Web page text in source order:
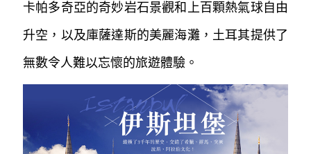
卡帕多奇亞的奇妙岩石景觀和上百顆熱氣球自由
升空，以及庫薩達斯的美麗海灘，土耳其提供了
無數令人難以忘懷的旅遊體驗。